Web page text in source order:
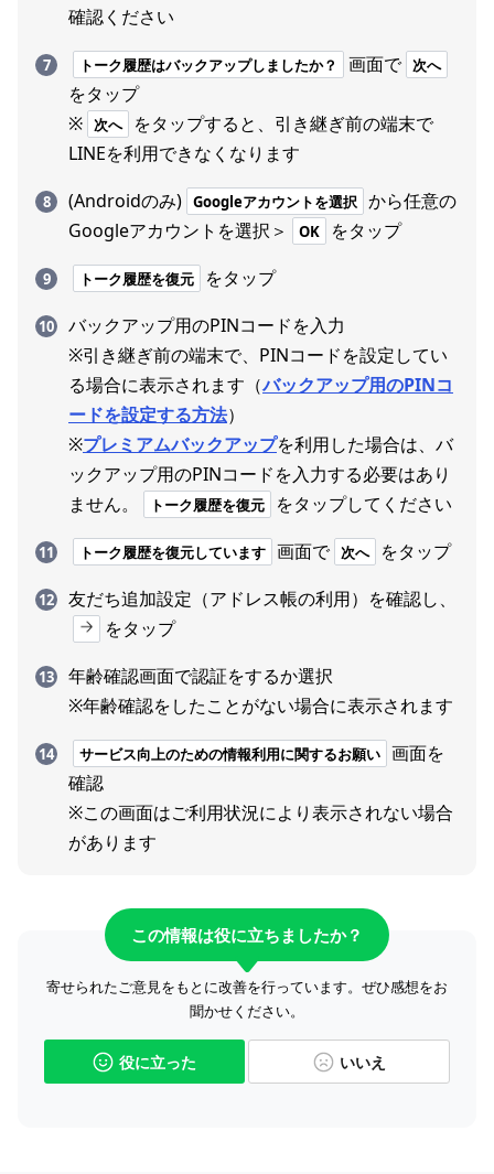
確認ください
トーク履歴はバックアップしましたか？ 画面で 次へ
をタップ
※ 次へ
をタップすると、引き継ぎ前の端末で
LINEを利用できなくなります
(Androidのみ) Googleアカウントを選択 から任意の
Googleアカウントを選択＞
OK をタップ
トーク履歴を復元
をタップ
バックアップ用のPINコードを入力
※引き継ぎ前の端末で、PINコードを設定してい
る場合に表示されます（バックアップ用のPINコ
ードを設定する方法）
※プレミアムバックアップを利用した場合は、バ
ックアップ用のPINコードを入力する必要はあり
ません。
トーク履歴を復元 をタップしてください
トーク履歴を復元しています 画面で 次へ
をタップ
友だち追加設定（アドレス帳の利用）を確認し、
をタップ
年齢確認画面で認証をするか選択
※年齢確認をしたことがない場合に表示されます
サービス向上のための情報利用に関するお願い 画面を
確認
※この画面はご利用状況により表示されない場合
があります
この情報は役に立ちましたか？
寄せられたご意見をもとに改善を行っています。ぜひ感想をお
聞かせください。
役に立った いいえ